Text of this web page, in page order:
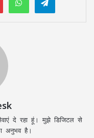
दे रहा हूं। मुझे डिजिटल से
अनुभव है।